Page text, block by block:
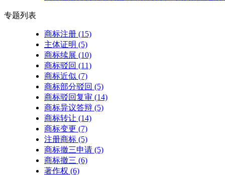
专题列表
商标注册 (15)
主体证明 (5)
商标续展 (10)
商标驳回 (11)
商标近似 (7)
商标部分驳回 (5)
商标驳回复审 (14)
商标异议答辩 (5)
商标转让 (14)
商标变更 (7)
注册商标 (5)
商标撤三申请 (5)
商标撤三 (6)
著作权 (6)